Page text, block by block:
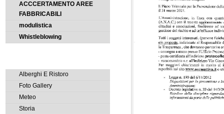
ACCCERTAMENTO AREE
FABBRICABILI
modulistica
Whistleblowing
Alberghi E Ristoro
Foto Gallery
Meteo
Storia